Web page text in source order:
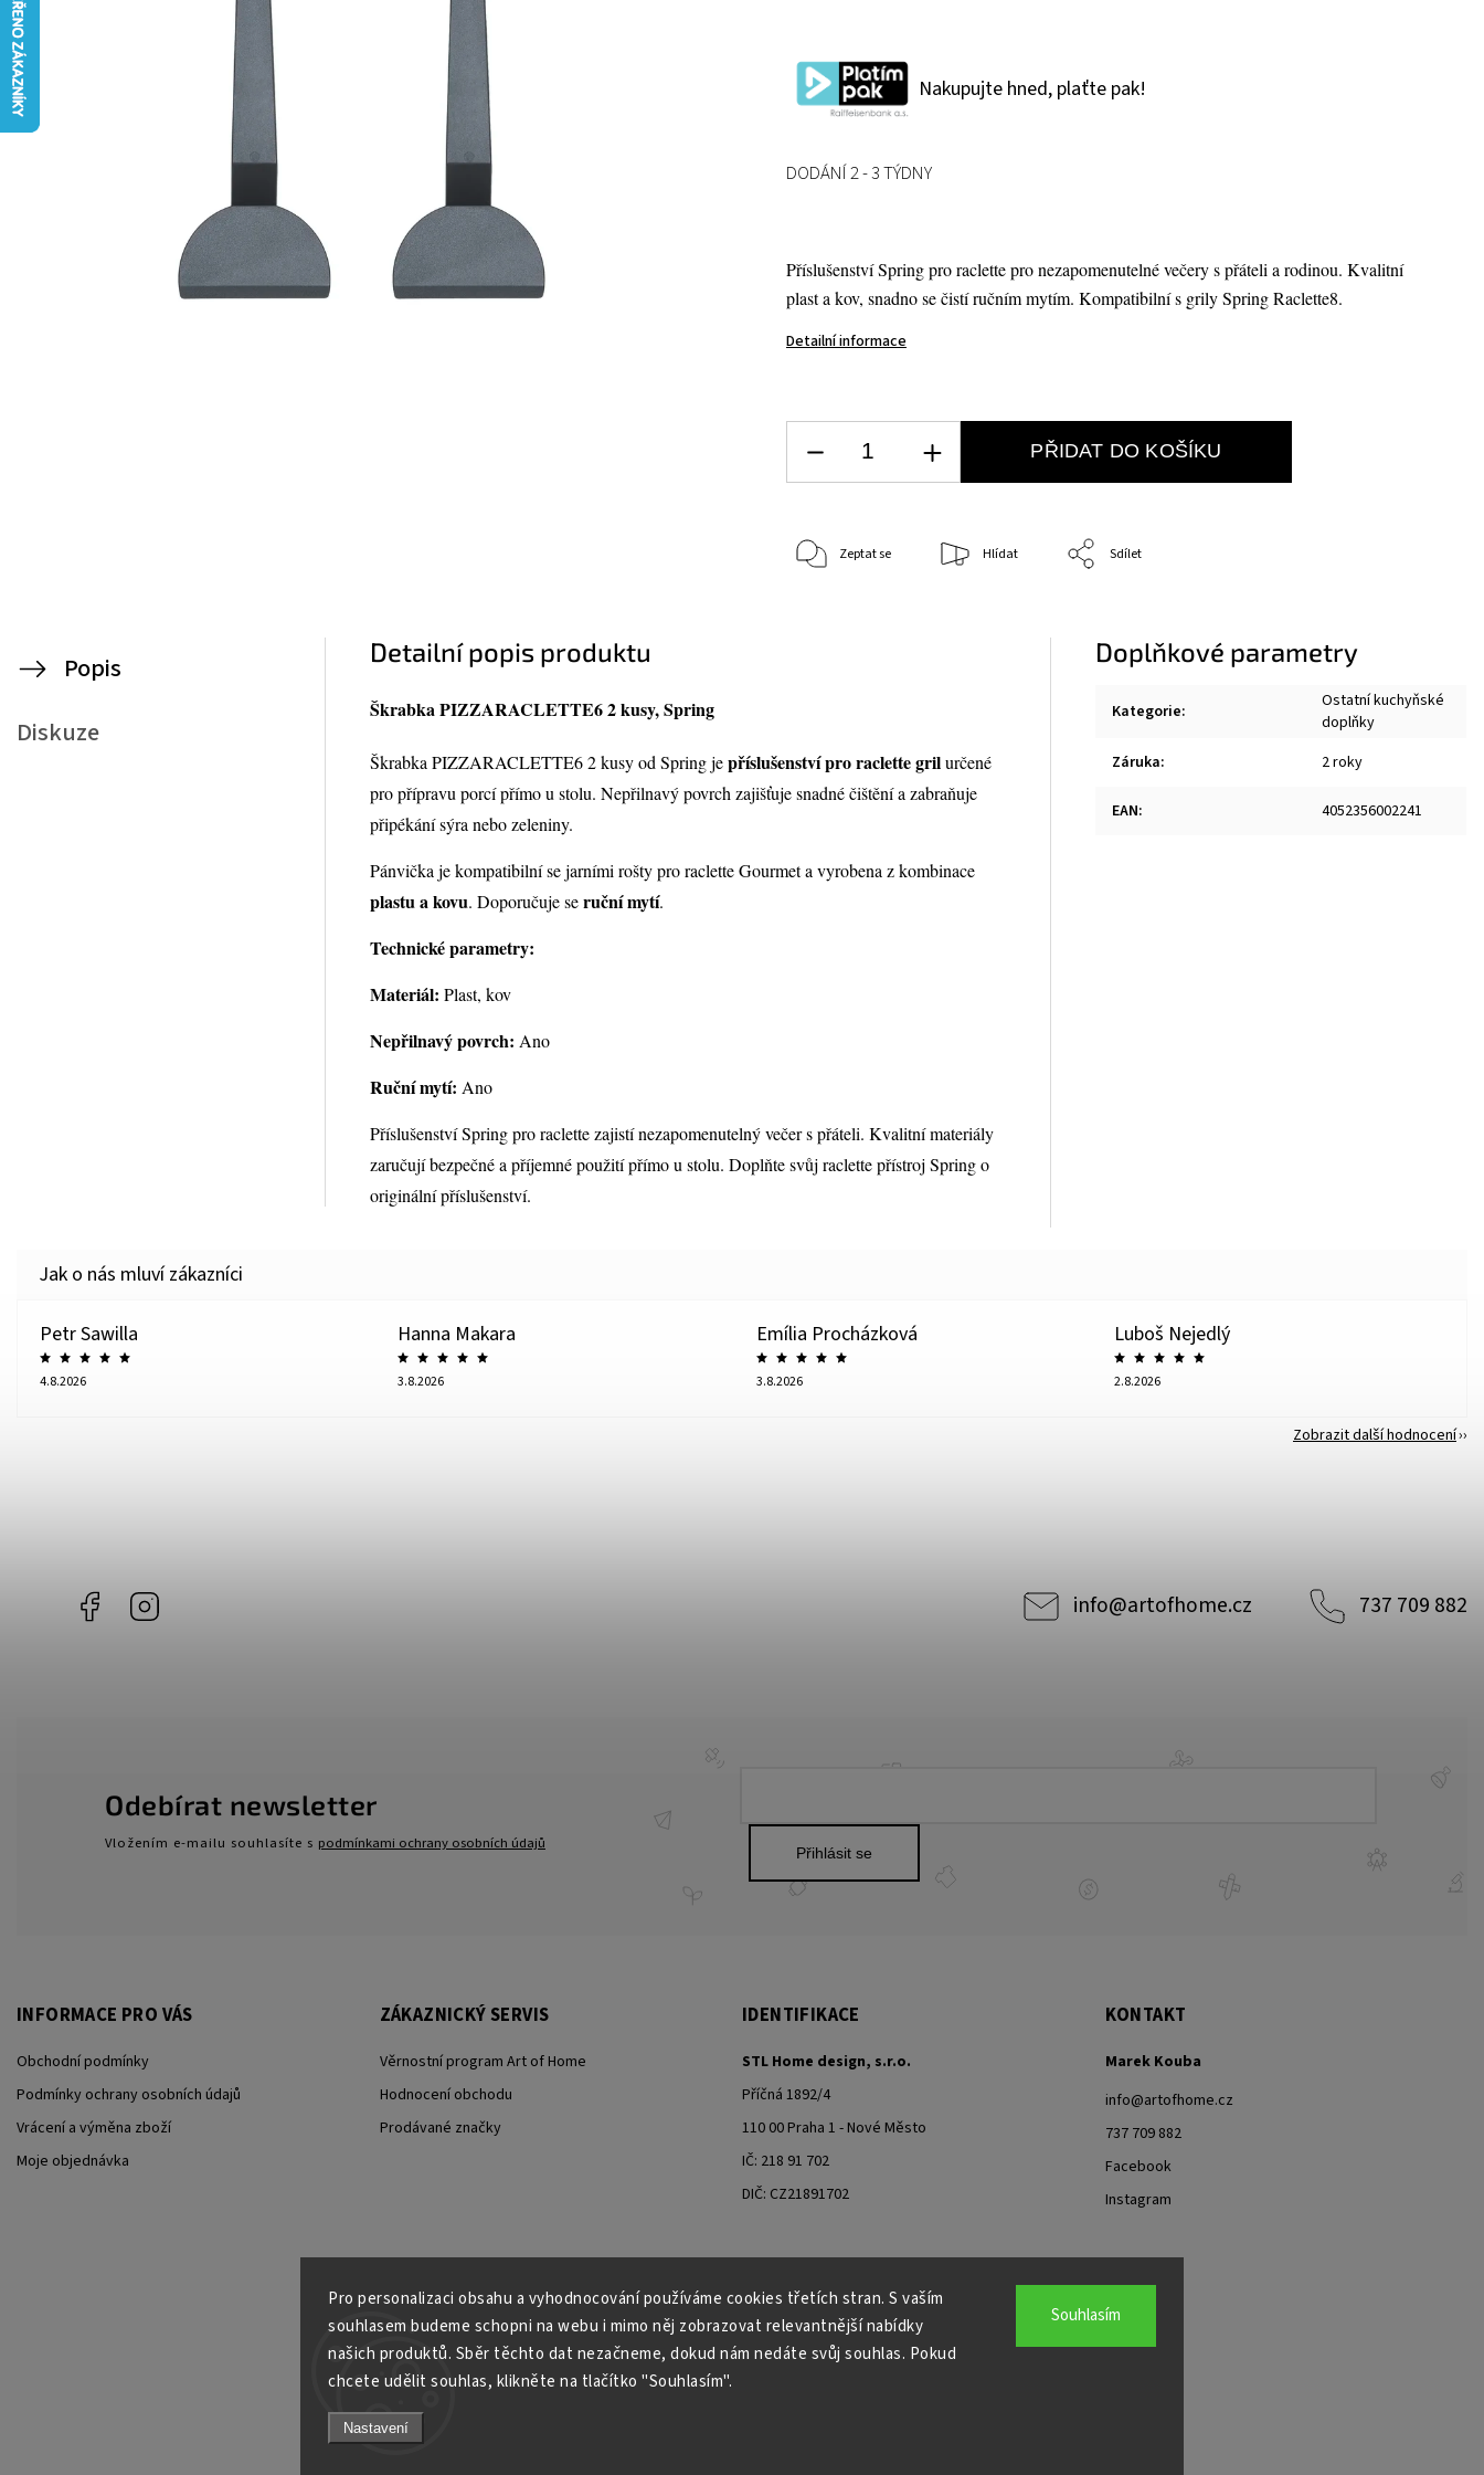
Pro personalizaci obsahu a vyhodnocování používáme cookies třetích stran. S vaším
souhlasem budeme schopni na webu i mimo něj zobrazovat relevantnější nabídky
našich produktů. Sběr těchto dat nezačneme, dokud nám nedáte svůj souhlas. Pokud
chcete udělit souhlas, klikněte na tlačítko "Souhlasím".
Nastavení
Souhlasím
Nakupujte hned, plaťte pak!
Příslušenství Spring pro raclette pro nezapomenutelné večery s přáteli a rodinou. Kvalitní
plast a kov, snadno se čistí ručním mytím. Kompatibilní s grily Spring Raclette8.
Detailní informace
DODÁNÍ 2 - 3 TÝDNY
PŘIDAT DO KOŠÍKU
Zeptat se Hlídat Sdílet
Popis
Diskuze
Detailní popis produktu
Škrabka PIZZARACLETTE6 2 kusy, Spring
Škrabka PIZZARACLETTE6 2 kusy od Spring jepříslušenství pro raclette grilurčené
pro přípravu porcí přímo u stolu. Nepřilnavý povrch zajišťuje snadné čištění a zabraňuje
připékání sýra nebo zeleniny.
Pánvička je kompatibilní se jarními rošty pro raclette Gourmet a vyrobena z kombinace
plastu a kovu. Doporučuje seruční mytí.
Technické parametry:
Materiál: Plast, kov
Nepřilnavý povrch: Ano
Ruční mytí: Ano
Příslušenství Spring pro raclette zajistí nezapomenutelný večer s přáteli. Kvalitní materiály
zaručují bezpečné a příjemné použití přímo u stolu. Doplňte svůj raclette přístroj Spring o
originální příslušenství.
Doplňkové parametry
Kategorie:
Ostatní kuchyňské
doplňky
Záruka: 2 roky
EAN: 4052356002241
Petr Sawilla
4.8.2026
Hanna Makara
3.8.2026
Emília Procházková
3.8.2026
Luboš Nejedlý
2.8.2026
Zobrazit další hodnocení
Facebook info@artofhome.cz 737 709 882
Odebírat newsletter
Vložením e-mailu souhlasíte s podmínkami ochrany osobních údajů
Přihlásit se
INFORMACE PRO VÁS
Obchodní podmínky
Podmínky ochrany osobních údajů
Vrácení a výměna zboží
Moje objednávka
ZÁKAZNICKÝ SERVIS
Věrnostní program Art of Home
Hodnocení obchodu
Prodávané značky
IDENTIFIKACE
STL Home design, s.r.o.
Příčná 1892/4
110 00 Praha 1 - Nové Město
IČ: 218 91 702
DIČ: CZ21891702
KONTAKT
Marek Kouba
info@artofhome.cz
737 709 882
Facebook
Instagram
Moje objednávka - odstoupení od smlouvy